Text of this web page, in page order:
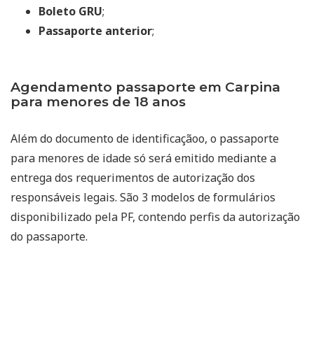
Boleto GRU;
Passaporte anterior;
Agendamento passaporte em Carpina
para menores de 18 anos
Além do documento de identificaçãoo, o passaporte
para menores de idade só será emitido mediante a
entrega dos requerimentos de autorização dos
responsáveis legais. São 3 modelos de formulários
disponibilizado pela PF, contendo perfis da autorização
do passaporte.